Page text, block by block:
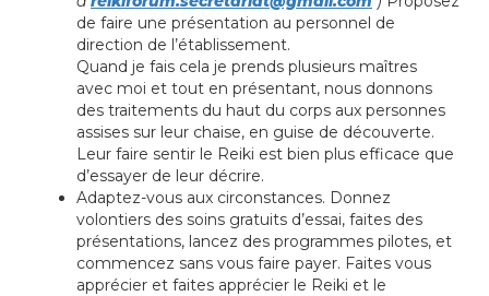
de faire une présentation au personnel de
direction de l’établissement.
Quand je fais cela je prends plusieurs maîtres
avec moi et tout en présentant, nous donnons
des traitements du haut du corps aux personnes
assises sur leur chaise, en guise de découverte.
Leur faire sentir le Reiki est bien plus efficace que
d’essayer de leur décrire.
Adaptez-vous aux circonstances. Donnez
volontiers des soins gratuits d’essai, faites des
présentations, lancez des programmes pilotes, et
commencez sans vous faire payer. Faites vous
apprécier et faites apprécier le Reiki et le